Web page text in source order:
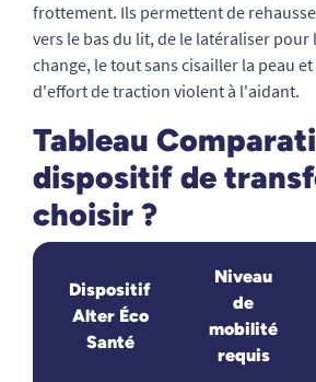
frottement. Ils permettent de
vers le bas du lit, de le latéraliser
change, le tout sans cisailler la peau
d'effort de traction violent à l'aidant.
Tableau
dispositif de
choisir ?
Dispositif
Alter Éco
Santé
Niveau
de
mobilité
requis